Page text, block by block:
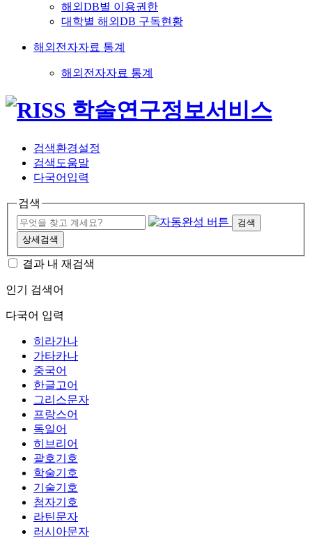
해외DB별 이용권한
대학별 해외DB 구독현황
해외전자자료 통계
해외전자자료 통계
검색환경설정
검색도움말
다국어입력
검색
검색
상세검색
결과 내 재검색
인기 검색어
다국어 입력
히라가나
가타카나
중국어
한글고어
그리스문자
프랑스어
독일어
히브리어
괄호기호
학술기호
기술기호
첨자기호
라틴문자
러시아문자